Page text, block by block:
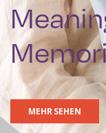
MEHR SEHEN